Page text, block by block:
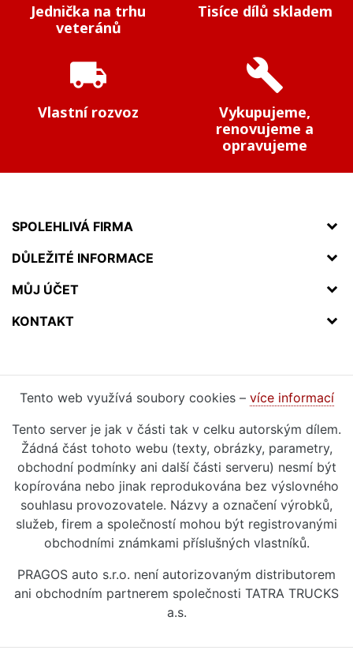
Jednička na trhu
veteránů
Tisíce dílů skladem
local_shipping
Vlastní rozvoz
build
Vykupujeme,
renovujeme a
opravujeme
SPOLEHLIVÁ FIRMA
DŮLEŽITÉ INFORMACE
MŮJ ÚČET
KONTAKT
Tento web využívá soubory cookies – více informací
Tento server je jak v části tak v celku autorským dílem.
Žádná část tohoto webu (texty, obrázky, parametry,
obchodní podmínky ani další části serveru) nesmí být
kopírována nebo jinak reprodukována bez výslovného
souhlasu provozovatele. Názvy a označení výrobků,
služeb, firem a společností mohou být registrovanými
obchodními známkami příslušných vlastníků.
PRAGOS auto s.r.o. není autorizovaným distributorem
ani obchodním partnerem společnosti TATRA TRUCKS
a.s.